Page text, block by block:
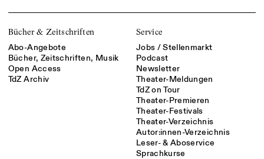
Bücher & Zeitschriften
Abo-Angebote
Bücher, Zeitschriften, Musik
Open Access
TdZ Archiv
Service
Jobs / Stellenmarkt
Podcast
Newsletter
Theater-Meldungen
TdZ on Tour
Theater-Premieren
Theater-Festivals
Theater-Verzeichnis
Autor:innen-Verzeichnis
Leser- & Aboservice
Sprachkurse